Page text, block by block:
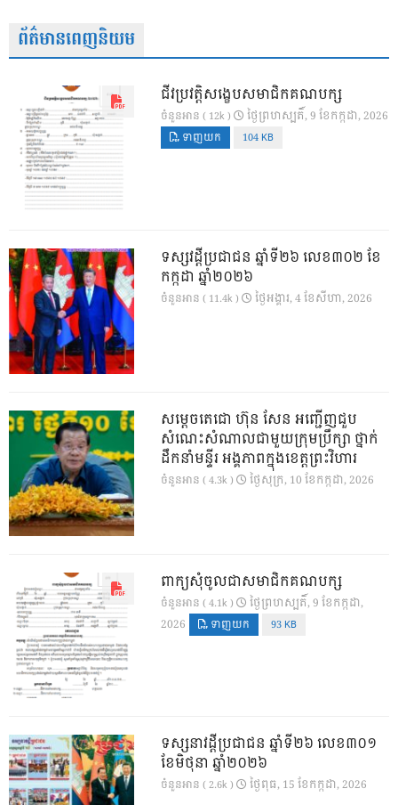
ព័ត៌មានពេញនិយម
ជីវប្រវត្តិសង្ខេបសមាជិកគណបក្ស
ចំនួនអាន ( 12k ) ថ្ងៃ​ព្រហស្បតិ៍, 9 ខែ​កក្កដា, 2026
ទាញយក 104 KB
ទស្សវដ្តីប្រជាជន ឆ្នាំទី២៦ លេខ៣០២ ខែ
កក្កដា ឆ្នាំ២០២៦
ចំនួនអាន ( 11.4k ) ថ្ងៃ​អង្គារ, 4 ខែ​សីហា, 2026
សម្តេចតេជោ ហ៊ុន សែន អញ្ជើញជួប
សំណេះសំណាលជាមួយក្រុមប្រឹក្សា ថ្នាក់
ដឹកនាំមន្ទីរ អង្គភាពក្នុងខេត្តព្រះវិហារ
ចំនួនអាន ( 4.3k ) ថ្ងៃ​សុក្រ, 10 ខែ​កក្កដា, 2026
ពាក្យសុំចូលជាសមាជិកគណបក្ស
ចំនួនអាន ( 4.1k )
ថ្ងៃ​ព្រហស្បតិ៍, 9 ខែ​កក្កដា,
2026
ទាញយក 93 KB
ទស្សនាវដ្ដីប្រជាជន ឆ្នាំទី២៦ លេខ៣០១
ខែមិថុនា ឆ្នាំ២០២៦
ចំនួនអាន ( 2.6k ) ថ្ងៃ​ពុធ, 15 ខែ​កក្កដា, 2026